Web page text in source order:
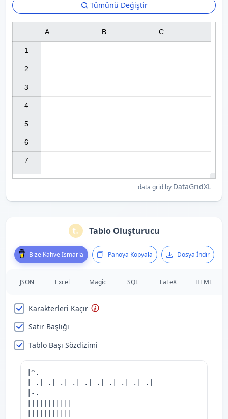
Tümünü Değiştir
1
2
3
4
5
6
7
A B C
data grid by DataGridXL
Tablo Oluşturucu
Bize Kahve Ismarla Panoya Kopyala Dosya İndir
JSON Excel Magic SQL LaTeX HTML
Karakterleri Kaçır
Satır Başlığı
Tablo Başı Sözdizimi